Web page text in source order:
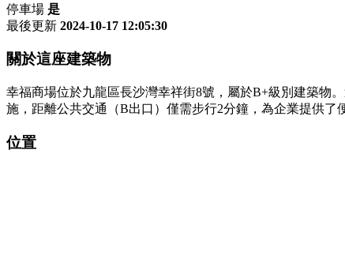
停車場 是
最後更新 2024-10-17 12:05:30
關於這座建築物
幸福商場位於九龍區長沙灣幸祥街8號，屬於B+級別建築物
施，距離公共交通（B出口）僅需步行2分鐘，為企業提供
位置